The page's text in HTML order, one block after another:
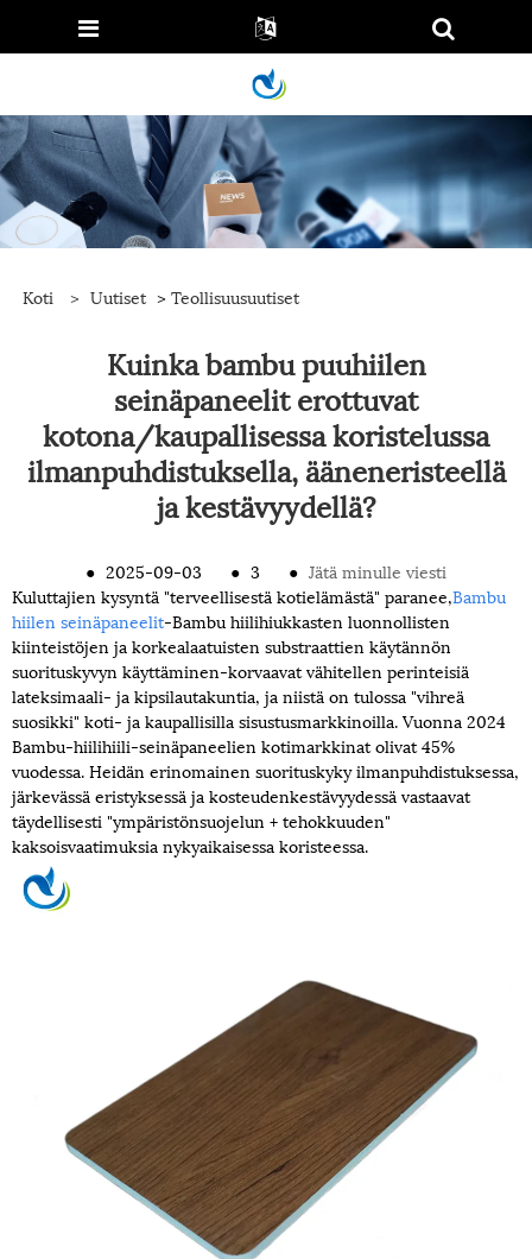
Koti > Uutiset > Teollisuusuutiset
Kuinka bambu puuhiilen
seinäpaneelit erottuvat
kotona/kaupallisessa koristelussa
ilmanpuhdistuksella, ääneneristeellä
ja kestävyydellä?
● 2025-09-03 ● 3 ● Jätä minulle viesti
Kuluttajien kysyntä "terveellisestä kotielämästä" paranee,Bambu
hiilen seinäpaneelit-Bambu hiilihiukkasten luonnollisten
kiinteistöjen ja korkealaatuisten substraattien käytännön
suorituskyvyn käyttäminen-korvaavat vähitellen perinteisiä
lateksimaali- ja kipsilautakuntia, ja niistä on tulossa "vihreä
suosikki" koti- ja kaupallisilla sisustusmarkkinoilla. Vuonna 2024
Bambu-hiilihiili-seinäpaneelien kotimarkkinat olivat 45%
vuodessa. Heidän erinomainen suorituskyky ilmanpuhdistuksessa,
järkevässä eristyksessä ja kosteudenkestävyydessä vastaavat
täydellisesti "ympäristönsuojelun + tehokkuuden"
kaksoisvaatimuksia nykyaikaisessa koristeessa.